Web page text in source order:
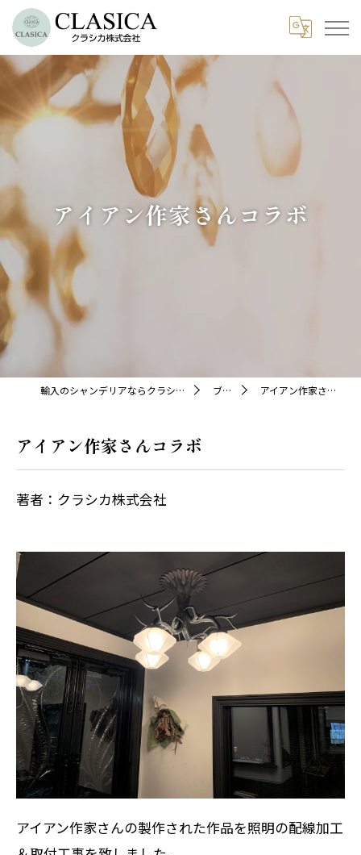
アイアン作家さんコラボ
輸入のシャンデリアならクラシカ株式会社 ブログ アイアン作家さんコラボ
アイアン作家さんコラボ
著者：クラシカ株式会社
アイアン作家さんの製作された作品を照明の配線加工